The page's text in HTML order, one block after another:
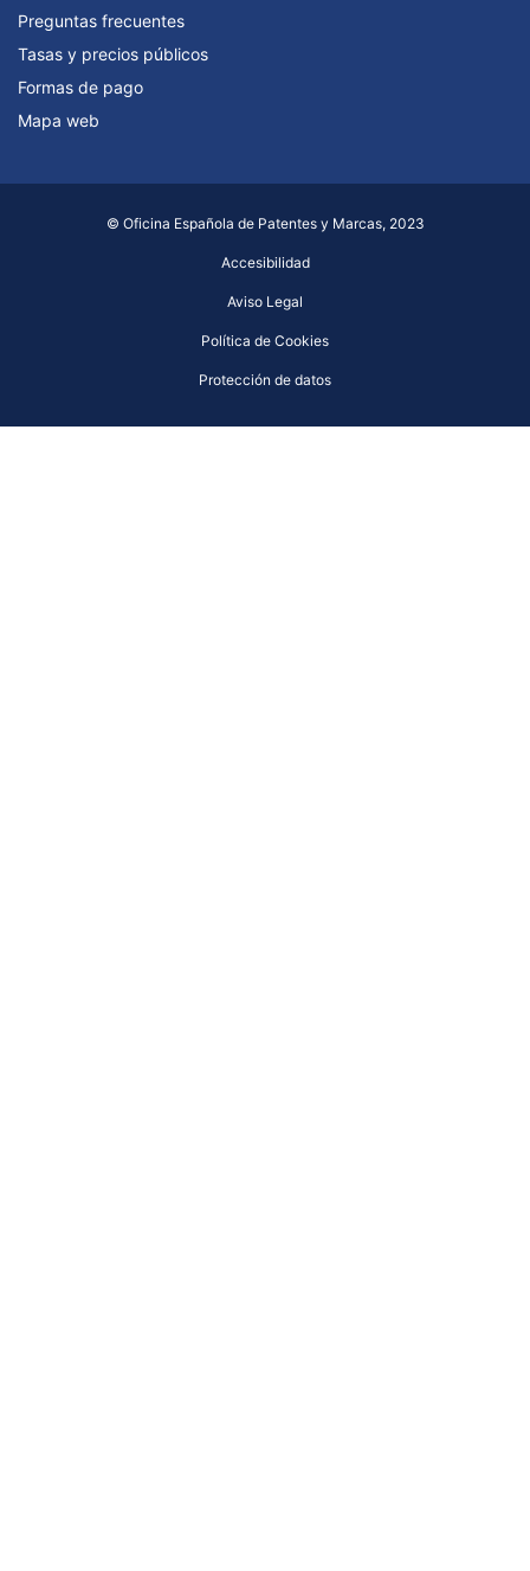
Preguntas frecuentes
Tasas y precios públicos
Formas de pago
Mapa web
© Oficina Española de Patentes y Marcas, 2023
Accesibilidad
Aviso Legal
Política de Cookies
Protección de datos